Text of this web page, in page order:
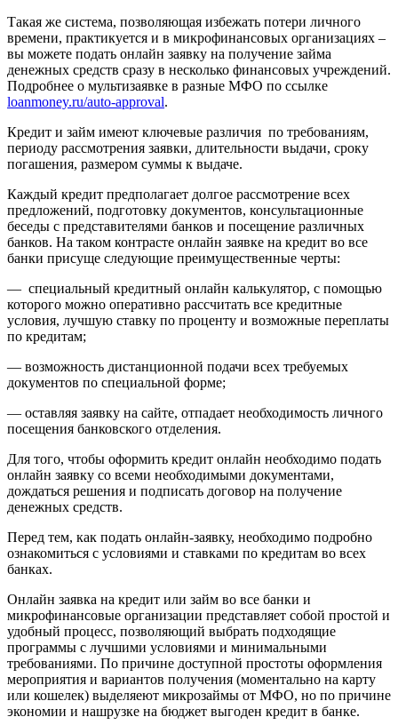
Такая же система, позволяющая избежать потери личного
времени, практикуется и в микрофинансовых организациях –
вы можете подать онлайн заявку на получение займа
денежных средств сразу в несколько финансовых учреждений.
Подробнее о мультизаявке в разные МФО по ссылке
loanmoney.ru/auto-approval.
Кредит и займ имеют ключевые различия по требованиям,
периоду рассмотрения заявки, длительности выдачи, сроку
погашения, размером суммы к выдаче.
Каждый кредит предполагает долгое рассмотрение всех
предложений, подготовку документов, консультационные
беседы с представителями банков и посещение различных
банков. На таком контрасте онлайн заявке на кредит во все
банки присуще следующие преимущественные черты:
— специальный кредитный онлайн калькулятор, с помощью
которого можно оперативно рассчитать все кредитные
условия, лучшую ставку по проценту и возможные переплаты
по кредитам;
— возможность дистанционной подачи всех требуемых
документов по специальной форме;
— оставляя заявку на сайте, отпадает необходимость личного
посещения банковского отделения.
Для того, чтобы оформить кредит онлайн необходимо подать
онлайн заявку со всеми необходимыми документами,
дождаться решения и подписать договор на получение
денежных средств.
Перед тем, как подать онлайн-заявку, необходимо подробно
ознакомиться с условиями и ставками по кредитам во всех
банках.
Онлайн заявка на кредит или займ во все банки и
микрофинансовые организации представляет собой простой и
удобный процесс, позволяющий выбрать подходящие
программы с лучшими условиями и минимальными
требованиями. По причине доступной простоты оформления
мероприятия и вариантов получения (моментально на карту
или кошелек) выделяеют микрозаймы от МФО, но по причине
экономии и нашрузке на бюджет выгоден кредит в банке.